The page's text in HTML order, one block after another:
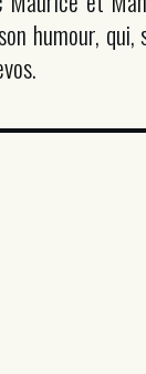
humour, qui,